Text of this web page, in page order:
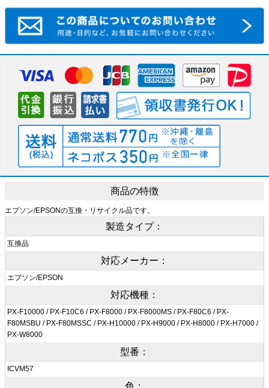
商品の特徴
エプソン/EPSONの互換・リサイクル品です。
製造タイプ：
互換品
対応メーカー：
エプソン/EPSON
対応機種：
PX-F10000 / PX-F10C6 / PX-F8000 / PX-F8000MS / PX-F80C6 / PX-
F80MSBU / PX-F80MSSC / PX-H10000 / PX-H9000 / PX-H8000 / PX-H7000 /
PX-W8000
型番：
ICVM57
色：